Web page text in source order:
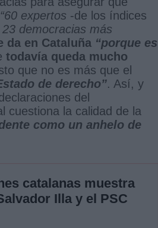
“60 expertos -de los índices
democracias más
da en Cataluña “porque es
todavía queda mucho
que no es más que el
de derecho”. Así, y
del
cuestiona la calidad de la
como un anhelo de
catalanas muestra
Illa y el PSC